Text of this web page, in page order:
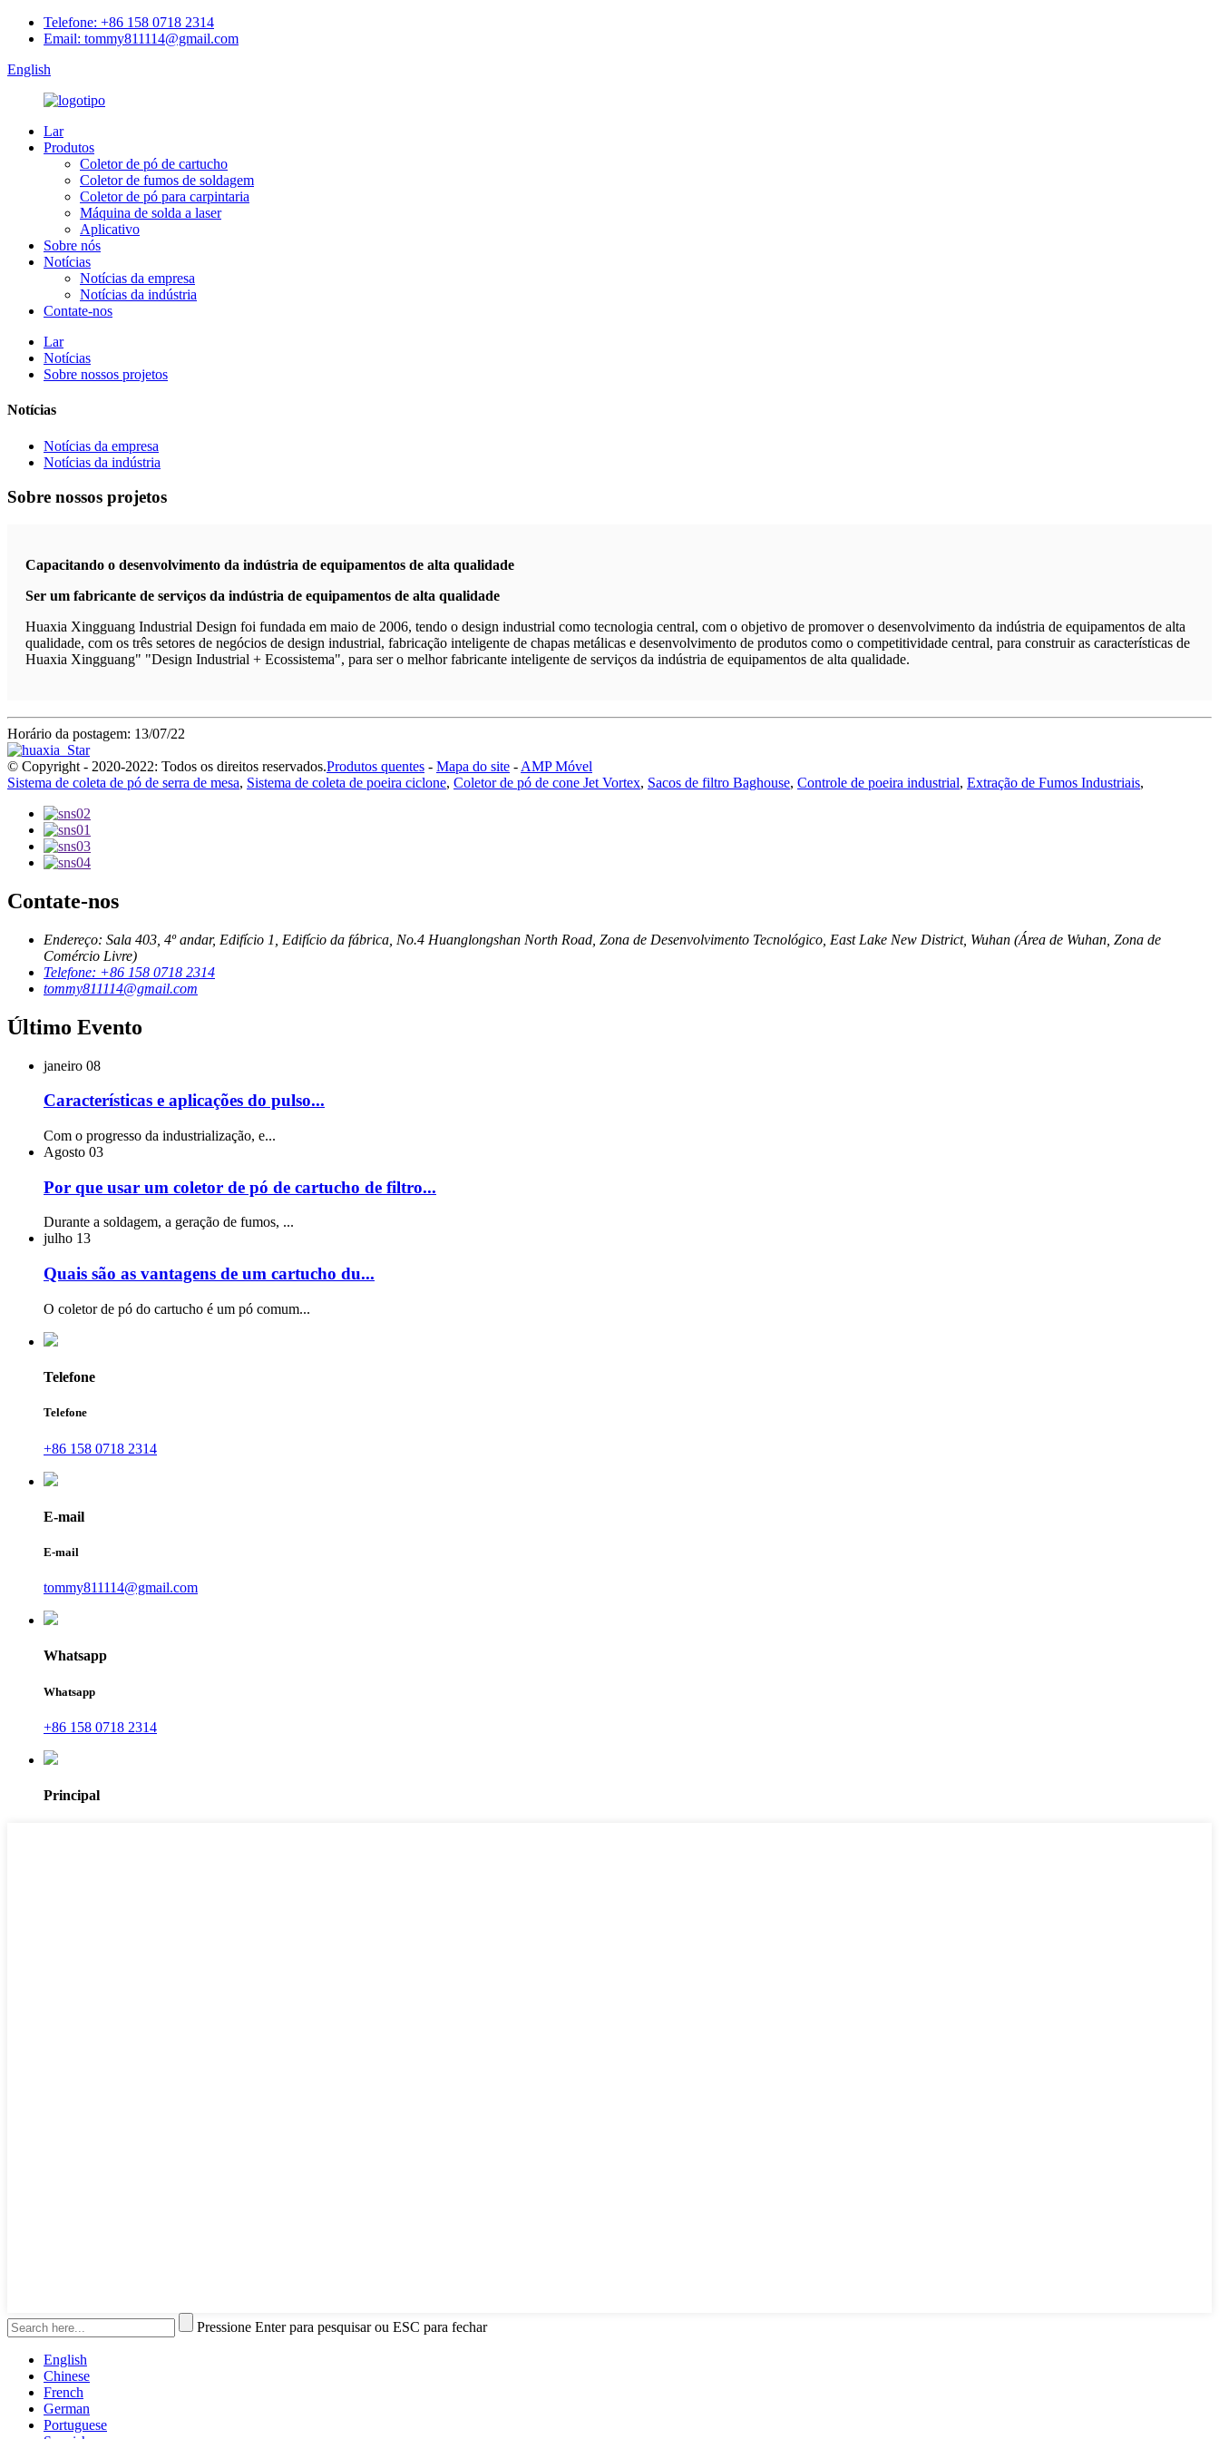
Telefone: +86 158 0718 2314
Email: tommy811114@gmail.com
English
Lar
Produtos
Coletor de pó de cartucho
Coletor de fumos de soldagem
Coletor de pó para carpintaria
Máquina de solda a laser
Aplicativo
Sobre nós
Notícias
Notícias da empresa
Notícias da indústria
Contate-nos
Lar
Notícias
Sobre nossos projetos
Notícias
Notícias da empresa
Notícias da indústria
Sobre nossos projetos
Capacitando o desenvolvimento da indústria de equipamentos de alta qualidade
Ser um fabricante de serviços da indústria de equipamentos de alta qualidade
Huaxia Xingguang Industrial Design foi fundada em maio de 2006, tendo o design industrial como tecnologia central, com o objetivo de promover o desenvolvimento da indústria de equipamentos de alta
qualidade, com os três setores de negócios de design industrial, fabricação inteligente de chapas metálicas e desenvolvimento de produtos como o competitividade central, para construir as características de
Huaxia Xingguang" "Design Industrial + Ecossistema", para ser o melhor fabricante inteligente de serviços da indústria de equipamentos de alta qualidade.
Horário da postagem: 13/07/22
© Copyright - 2020-2022: Todos os direitos reservados.Produtos quentes - Mapa do site - AMP Móvel
Sistema de coleta de pó de serra de mesa, Sistema de coleta de poeira ciclone, Coletor de pó de cone Jet Vortex, Sacos de filtro Baghouse, Controle de poeira industrial, Extração de Fumos Industriais,
Contate-nos
Endereço: Sala 403, 4º andar, Edifício 1, Edifício da fábrica, No.4 Huanglongshan North Road, Zona de Desenvolvimento Tecnológico, East Lake New District, Wuhan (Área de Wuhan, Zona de
Comércio Livre)
Telefone: +86 158 0718 2314
tommy811114@gmail.com
Último Evento
janeiro 08
Características e aplicações do pulso...
Com o progresso da industrialização, e...
Agosto 03
Por que usar um coletor de pó de cartucho de filtro...
Durante a soldagem, a geração de fumos, ...
julho 13
Quais são as vantagens de um cartucho du...
O coletor de pó do cartucho é um pó comum...
Telefone
Telefone
+86 158 0718 2314
E-mail
E-mail
tommy811114@gmail.com
Whatsapp
Whatsapp
+86 158 0718 2314
Principal
Pressione Enter para pesquisar ou ESC para fechar
English
Chinese
French
German
Portuguese